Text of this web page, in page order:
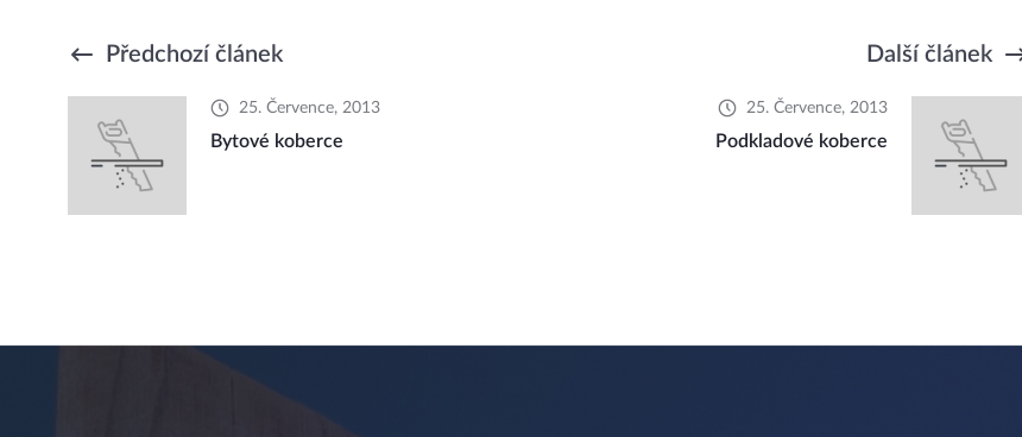
Předchozí článek
25. Července, 2013
Bytové koberce
Další článek
25. Července, 2013
Podkladové koberce